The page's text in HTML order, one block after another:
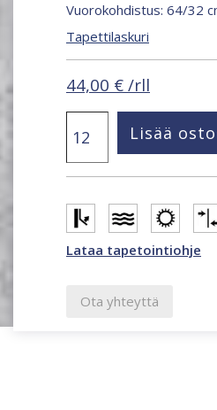
Vuorokohdistus: 64/32
Tapettilaskuri
44,00 € /rll
non-
tapetti
määrä
Lisää
Lataa tapetointiohje
Ota yhteyttä